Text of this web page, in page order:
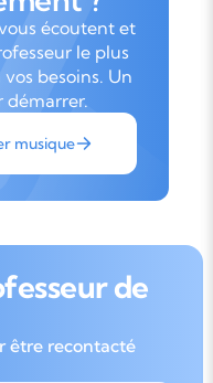
écoutent et
le plus
besoins. Un
démarrer.
musique
de
être recontacté